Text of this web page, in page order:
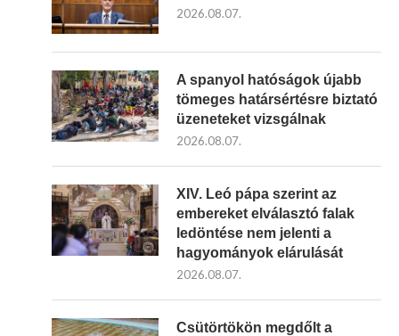
2026.08.07.
A spanyol hatóságok újabb
tömeges határsértésre biztató
üzeneteket vizsgálnak
2026.08.07.
XIV. Leó pápa szerint az
embereket elválasztó falak
ledöntése nem jelenti a
hagyományok elárulását
2026.08.07.
Csütörtökön megdőlt a